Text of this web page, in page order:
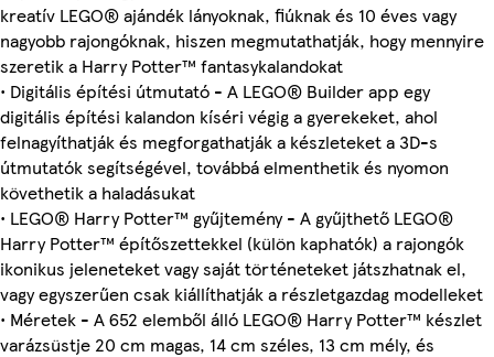
kreatív LEGO® ajándék lányoknak, fiúknak és 10 éves vagy
nagyobb rajongóknak, hiszen megmutathatják, hogy mennyire
szeretik a Harry Potter™ fantasykalandokat
• Digitális építési útmutató - A LEGO® Builder app egy
digitális építési kalandon kíséri végig a gyerekeket, ahol
felnagyíthatják és megforgathatják a készleteket a 3D-s
útmutatók segítségével, továbbá elmenthetik és nyomon
követhetik a haladásukat
• LEGO® Harry Potter™ gyűjtemény - A gyűjthető LEGO®
Harry Potter™ építőszettekkel (külön kaphatók) a rajongók
ikonikus jeleneteket vagy saját történeteket játszhatnak el,
vagy egyszerűen csak kiállíthatják a részletgazdag modelleket
• Méretek - A 652 elemből álló LEGO® Harry Potter™ készlet
varázsüstje 20 cm magas, 14 cm széles, 13 cm mély, és